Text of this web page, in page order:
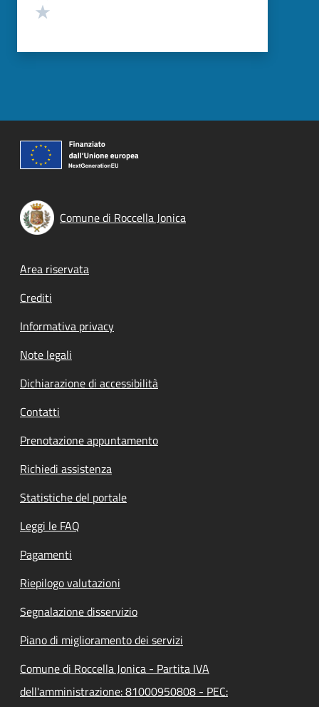
Comune di Roccella Jonica
Footer menu
Area riservata
Crediti
Informativa privacy
Note legali
Dichiarazione di accessibilità
Contatti
Prenotazione appuntamento
Richiedi assistenza
Statistiche del portale
Leggi le FAQ
Pagamenti
Riepilogo valutazioni
Segnalazione disservizio
Piano di miglioramento dei servizi
Comune di Roccella Jonica - Partita IVA
dell'amministrazione: 81000950808 - PEC: